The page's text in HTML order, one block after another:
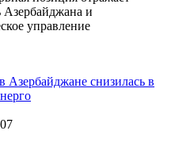
Азербайджана и
управление